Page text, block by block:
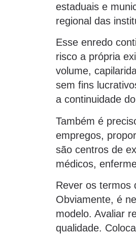
estaduais e
regional das
Esse enredo
risco a própria
volume,
sem fins
a continuidade
Também é
empregos,
são centros de
médicos,
Rever os termos
Obviamente, é
modelo. Avaliar
qualidade.